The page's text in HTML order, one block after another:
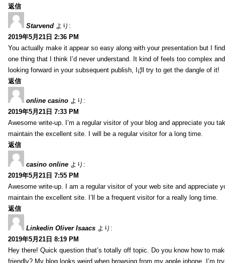
返信
Starvend より:
2019年5月21日 2:36 PM
You actually make it appear so easy along with your presentation but I
one thing that I think I’d never understand. It kind of feels too complex
looking forward in your subsequent publish, I¡¦ll try to get the dangle of it!
返信
online casino より:
2019年5月21日 7:33 PM
Awesome write-up. I’m a regular visitor of your blog and appreciate you
maintain the excellent site. I will be a regular visitor for a long time.
返信
casino online より:
2019年5月21日 7:55 PM
Awesome write-up. I am a regular visitor of your web site and appreciate
maintain the excellent site. I’ll be a frequent visitor for a really long time.
返信
Linkedin Oliver Isaacs より:
2019年5月21日 8:19 PM
Hey there! Quick question that’s totally off topic. Do you know how to
friendly? My blog looks weird when browsing from my apple iphone. I’m